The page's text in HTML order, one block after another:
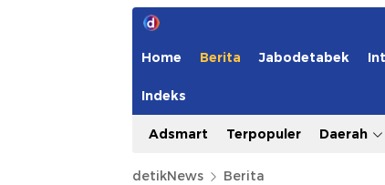
Home Berita Jabodetabek
Indeks
Adsmart Terpopuler Daerah
detikNews Berita